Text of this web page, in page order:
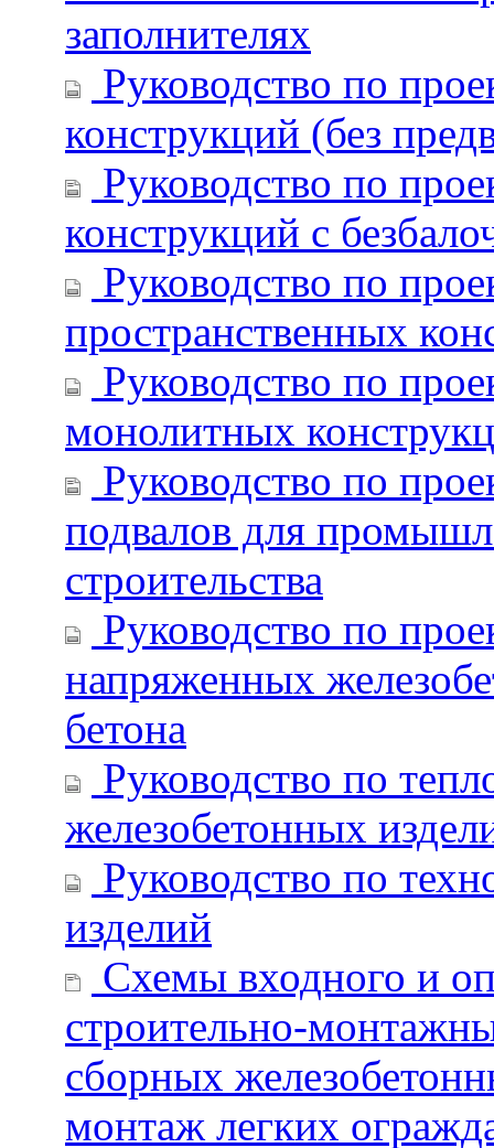
заполнителях
Руководство по
конструкций (без
Руководство по
конструкций с
Руководство по
пространственных
Руководство по
монолитных
Руководство по
подвалов для
строительства
Руководство по
напряженных
бетона
Руководство по
железобетонных
Руководство по
изделий
Схемы входного и
строительно-
сборных
монтаж легких